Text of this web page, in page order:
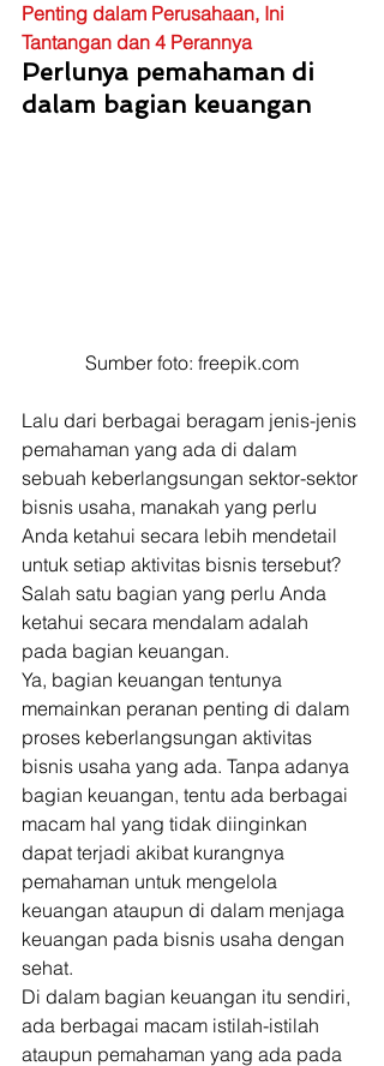
Penting dalam Perusahaan, Ini
Tantangan dan 4 Perannya
Perlunya pemahaman di
dalam bagian keuangan
Sumber foto: freepik.com
Lalu dari berbagai beragam jenis-jenis
pemahaman yang ada di dalam
sebuah keberlangsungan sektor-sektor
bisnis usaha, manakah yang perlu
Anda ketahui secara lebih mendetail
untuk setiap aktivitas bisnis tersebut?
Salah satu bagian yang perlu Anda
ketahui secara mendalam adalah
pada bagian keuangan.
Ya, bagian keuangan tentunya
memainkan peranan penting di dalam
proses keberlangsungan aktivitas
bisnis usaha yang ada. Tanpa adanya
bagian keuangan, tentu ada berbagai
macam hal yang tidak diinginkan
dapat terjadi akibat kurangnya
pemahaman untuk mengelola
keuangan ataupun di dalam menjaga
keuangan pada bisnis usaha dengan
sehat.
Di dalam bagian keuangan itu sendiri,
ada berbagai macam istilah-istilah
ataupun pemahaman yang ada pada